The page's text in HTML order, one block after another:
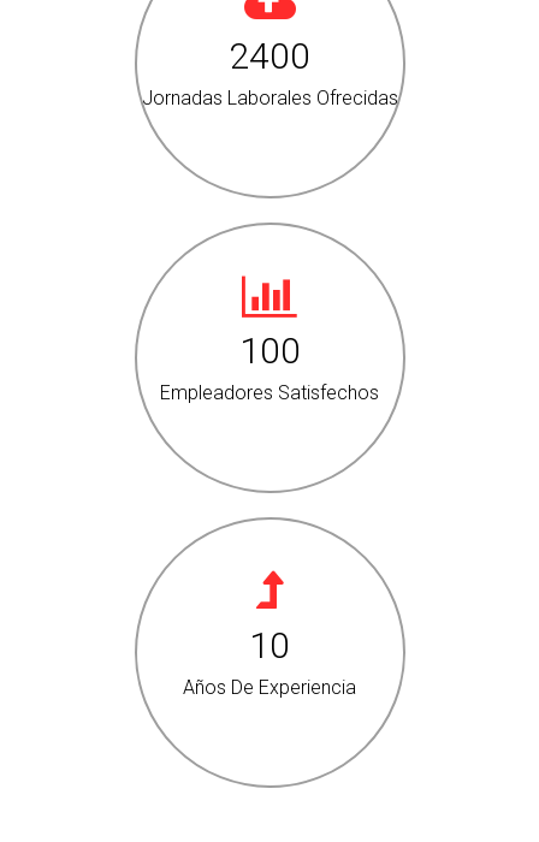
2400
Jornadas Laborales Ofrecidas
100
Empleadores Satisfechos
10
Años De Experiencia